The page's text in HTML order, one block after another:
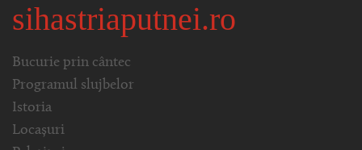
sihastriaputnei.ro
Bucurie prin cântec
Programul slujbelor
Istoria
Locașuri